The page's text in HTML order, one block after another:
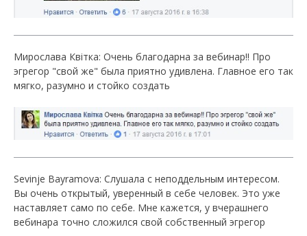
Мирослава Квітка: Очень благодарна за вебинар!! Про
эгрегор "свой же" была приятно удивлена. Главное его так
мягко, разумно и стойко создать
Sevinje Bayramova: Слушала с неподдельным интересом.
Вы очень открытый, уверенный в себе человек. Это уже
наставляет само по себе. Мне кажется, у вчерашнего
вебинара точно сложился свой собственный эгрегор